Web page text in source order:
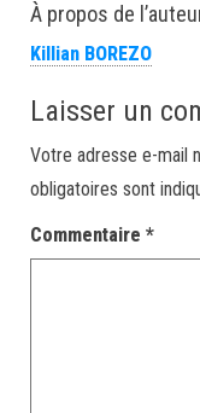
À propos de
Killian BOREZO
Laisser un
Votre adresse e-mail
obligatoires sont
Commentaire *